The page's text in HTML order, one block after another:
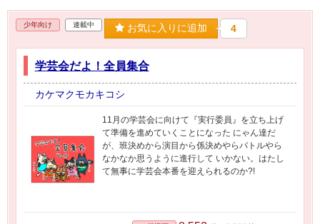
少年向け 連載中 お気に入りに追加 4
学芸会だよ！全員集合
カケマクモカキコシ
11月の学芸会に向けて『実行委員』を立ち上げ
て準備を進めていくことになった にゃん達だ
が、班決めから演目から係決めやらバトルやら
なかなか思うように進行して いかない。はたし
て無事に学芸会本番を迎えられるのか?!